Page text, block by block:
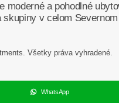
moderné a pohodlné
skupiny v celom
Všetky práva vyhradené.
WhatsApp